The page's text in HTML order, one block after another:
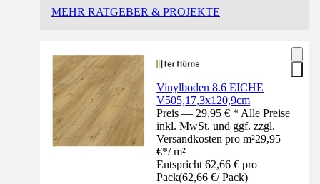
MEHR RATGEBER & PROJEKTE
Vinylboden 8.6 EICHE
V505,17,3x120,9cm
Preis — 29,95 € * Alle Preise
inkl. MwSt. und ggf. zzgl.
Versandkosten pro m²29,95
€*/ m²
Entspricht 62,66 € pro
Pack(62,66 €/ Pack)